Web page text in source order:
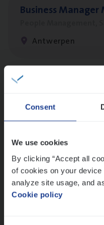
Consent
We use cookies
By clicking “Accept all
of cookies on your
analyze site usage, and
Cookie policy
Busi­ness
Antwerpen
Claims Management
Antwerpen
Cor­po­ra­te
Sales Management
Antwerpen